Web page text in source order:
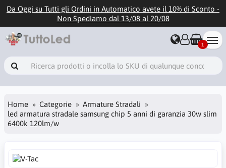
Da Oggi su Tutti gli Ordini in Automatico avete il 10% di Sconto -
Non Spediamo dal 13/08 al 20/08
1
Home Categorie
Armature Stradali
led armatura stradale samsung chip 5 anni di garanzia 30w slim
6400k 120lm/w